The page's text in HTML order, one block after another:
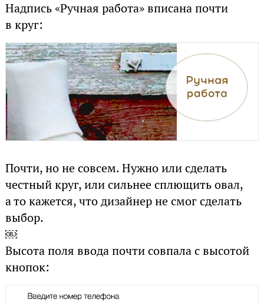
Надпись «Ручная работа» вписана почти
в круг:
Почти, но не совсем. Нужно или сделать
честный круг, или сильнее сплющить овал,
а то кажется, что дизайнер не смог сделать
выбор.
￼
Высота поля ввода почти совпала с высотой
кнопок: